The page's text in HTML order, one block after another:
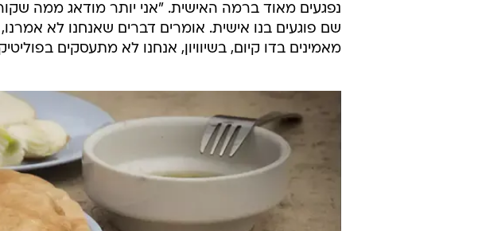
נפגעים מאוד ברמה האישית. "אני יותר מודאג ממה
שם פוגעים בנו אישית. אומרים דברים שאנחנו לא
מאמינים בדו קיום, בשיוויון, אנחנו לא מתעסקים